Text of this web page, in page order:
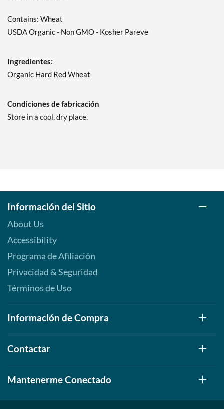
Contains: Wheat
USDA Organic - Non GMO - Kosher Pareve
Ingredientes:
Organic Hard Red Wheat
Condiciones de fabricación
Store in a cool, dry place.
Información del Sitio
About Us
Accessibility
Programa de Afiliación
Privacidad & Seguridad
Términos de Uso
Información de Compra
Contactar
Mantenerme Conectado